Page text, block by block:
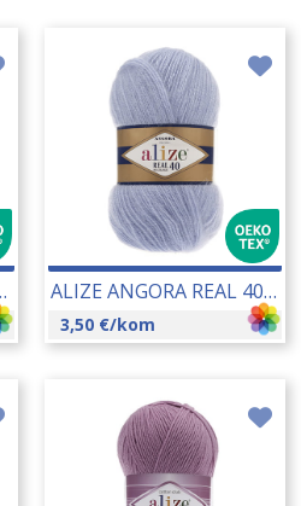
GR 14456 ALIZE ANGORA REAL 40 100 GR 13478
3,50 €/kom